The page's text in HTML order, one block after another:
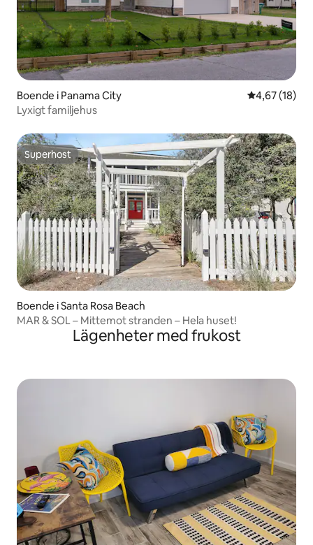
Boende i Panama City 4,67 av 5 i
4,67 (18)
Lyxigt familjehus
Superhost
Superhost
Boende i Santa Rosa Beach
MAR & SOL – Mittemot stranden – Hela huset!
Lägenheter med frukost